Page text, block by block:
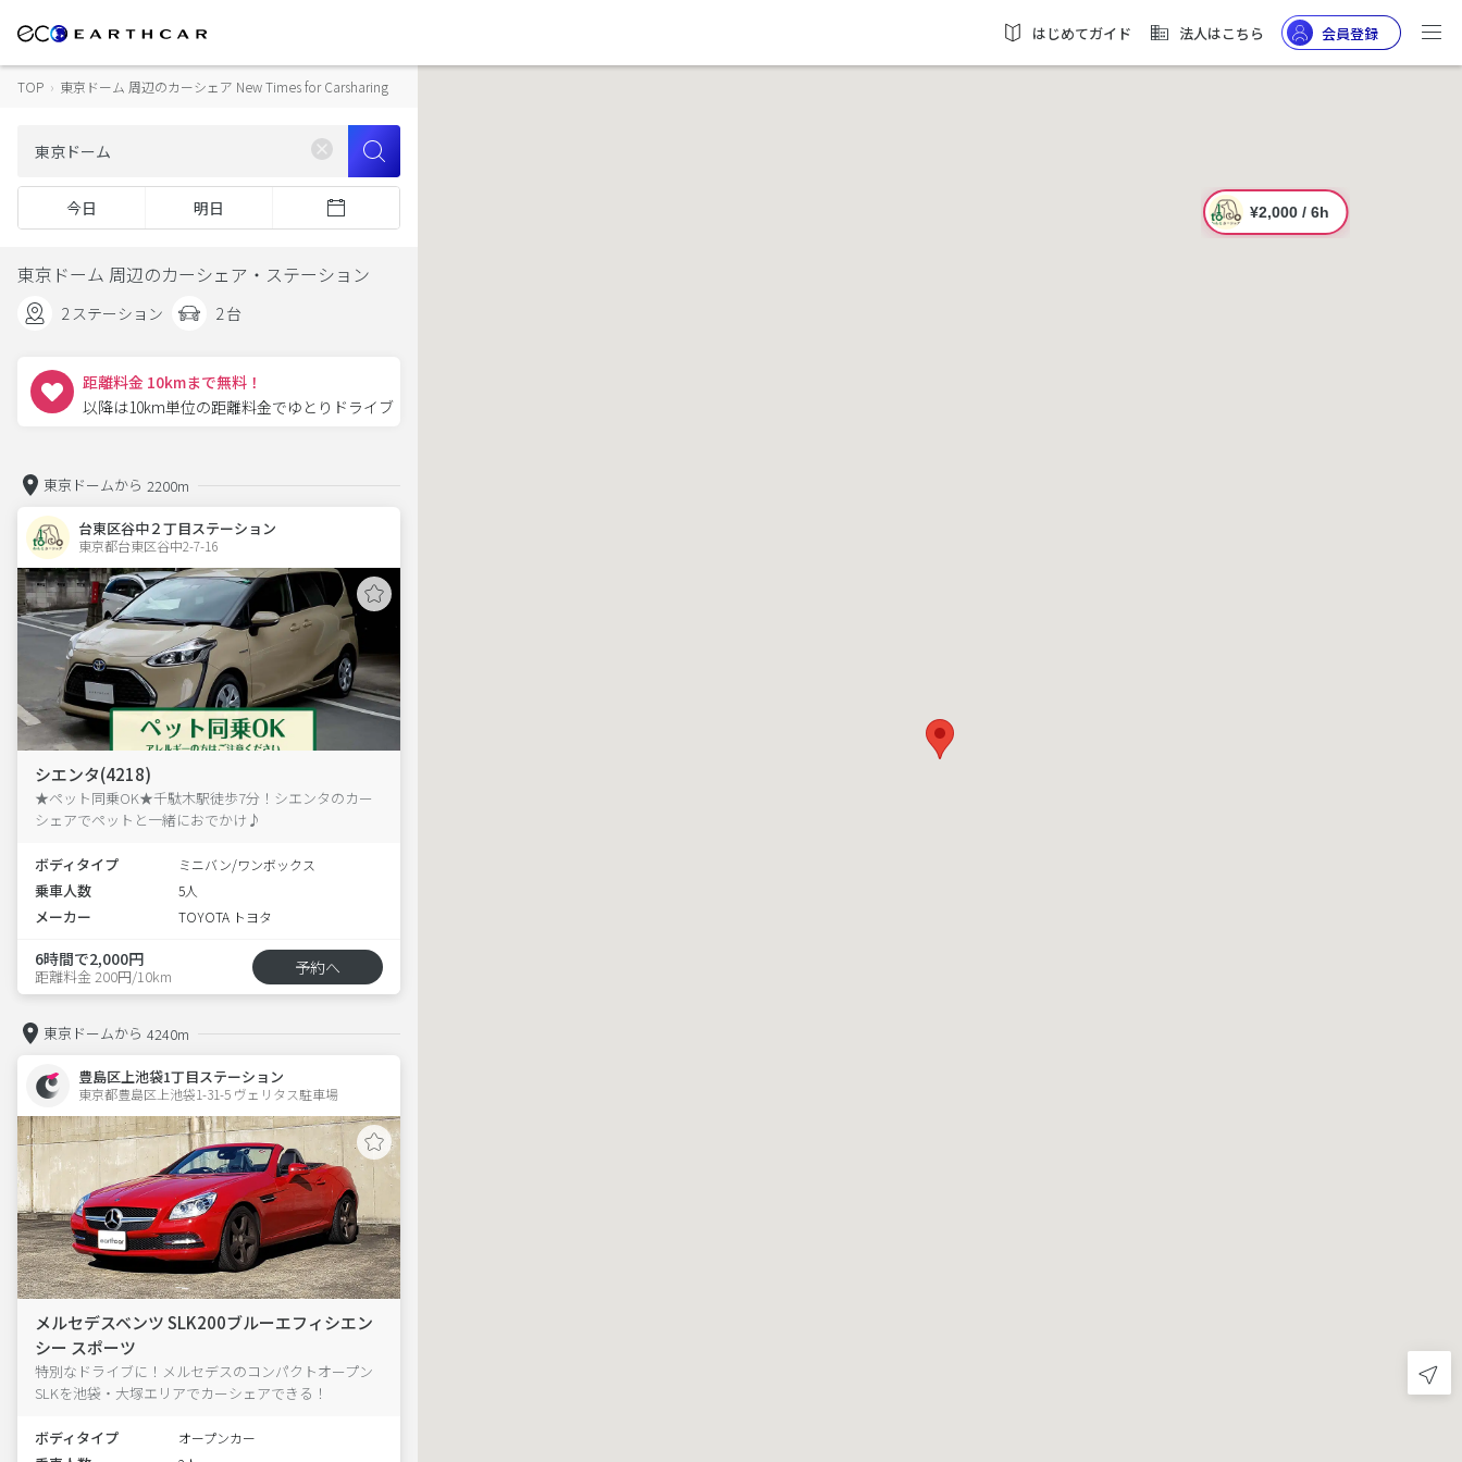
はじめてガイド 法人はこちら 会員登録
TOP › 東京ドーム 周辺のカーシェア New Times for Carsharing
今日 明日
東京ドーム 周辺のカーシェア・ステーション
2 ステーション 2 台
距離料金 10kmまで無料！
以降は10km単位の距離料金でゆとりドライブ
東京ドームから 2200m
台東区谷中２丁目ステーション
東京都台東区谷中2-7-16
シエンタ(4218)
★ペット同乗OK★千駄木駅徒歩7分！シエンタのカー
シェアでペットと一緒におでかけ♪
ボディタイプ ミニバン/ワンボックス
乗車人数 5人
メーカー TOYOTA トヨタ
6時間で2,000円
距離料金 200円/10km 予約へ
東京ドームから 4240m
豊島区上池袋1丁目ステーション
東京都豊島区上池袋1-31-5 ヴェリタス駐車場
メルセデスベンツ SLK200ブルーエフィシエン
シー スポーツ
特別なドライブに！メルセデスのコンパクトオープン
SLKを池袋・大塚エリアでカーシェアできる！
ボディタイプ オープンカー